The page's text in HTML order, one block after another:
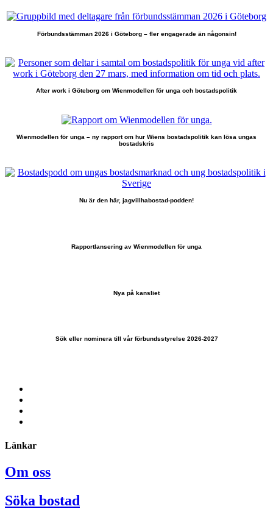
Förbundsstämman 2026 i Göteborg – fler engagerade än någonsin!
After work i Göteborg om Wienmodellen för unga och bostadspolitik
Wienmodellen för unga – ny rapport om hur Wiens bostadspolitik kan lösa ungas
bostadskris
Nu är den här, jagvillhabostad-podden!
Rapportlansering av Wienmodellen för unga
Nya på kansliet
Sök eller nominera till vår förbundsstyrelse 2026-2027
Länkar
Om oss
Söka bostad